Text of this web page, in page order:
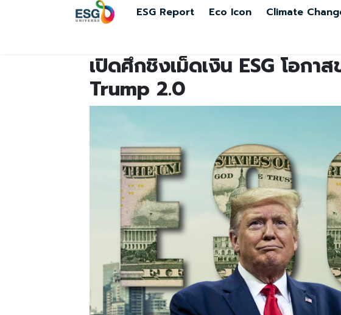
ESG Report Eco Icon Climate
เปิดศึกชิงเม็ดเงิน ESG โอกา
Trump 2.0